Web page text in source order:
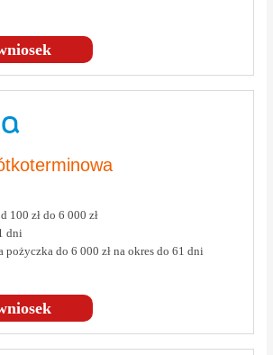
100 zł do 6 000 zł
dni
pożyczka do 6 000 zł na okres do 61 dni